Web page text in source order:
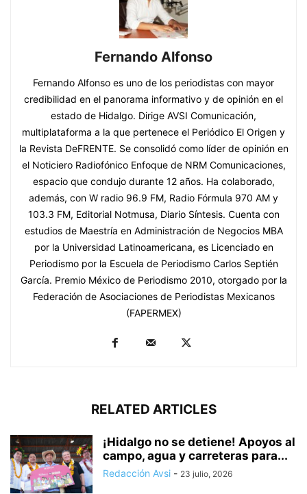
Fernando Alfonso
Fernando Alfonso es uno de los periodistas con mayor
credibilidad en el panorama informativo y de opinión en el
estado de Hidalgo. Dirige AVSI Comunicación,
multiplataforma a la que pertenece el Periódico El Origen y
la Revista DeFRENTE. Se consolidó como líder de opinión en
el Noticiero Radiofónico Enfoque de NRM Comunicaciones,
espacio que condujo durante 12 años. Ha colaborado,
además, con W radio 96.9 FM, Radio Fórmula 970 AM y
103.3 FM, Editorial Notmusa, Diario Síntesis. Cuenta con
estudios de Maestría en Administración de Negocios MBA
por la Universidad Latinoamericana, es Licenciado en
Periodismo por la Escuela de Periodismo Carlos Septién
García. Premio México de Periodismo 2010, otorgado por la
Federación de Asociaciones de Periodistas Mexicanos
(FAPERMEX)
RELATED ARTICLES
¡Hidalgo no se detiene! Apoyos al
campo, agua y carreteras para...
Redacción Avsi - 23 julio, 2026